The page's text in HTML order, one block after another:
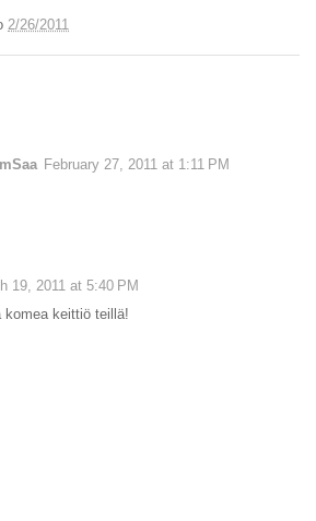
2/26/2011
February 27, 2011 at 1:11 PM
19, 2011 at 5:40 PM
komea keittiö teillä!